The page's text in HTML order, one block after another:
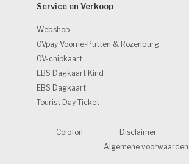
Service en Verkoop
Webshop
OVpay Voorne-Putten & Rozenburg
OV-chipkaart
EBS Dagkaart Kind
EBS Dagkaart
Tourist Day Ticket
Colofon Disclaimer
Algemene voorwaarden